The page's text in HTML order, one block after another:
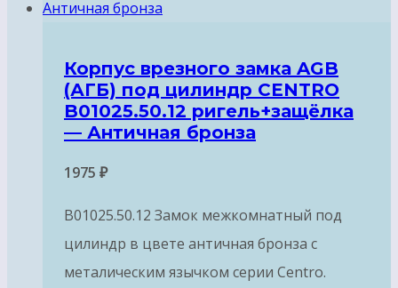
Корпус врезного замка AGB
(АГБ) под цилиндр CENTRO
B01025.50.12 ригель+защёлка
— Античная бронза
1975 ₽
B01025.50.12 Замок межкомнатный под
цилиндр в цвете античная бронза с
металическим язычком серии Centro.